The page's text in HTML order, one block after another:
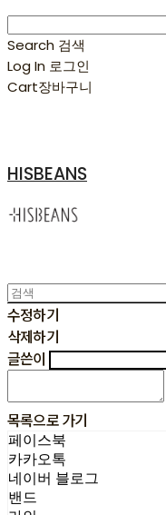
Search 검색
Log In 로그인
Cart장바구니
HISBEANS
수정하기
삭제하기
글쓴이
목록으로 가기
페이스북
카카오톡
네이버 블로그
밴드